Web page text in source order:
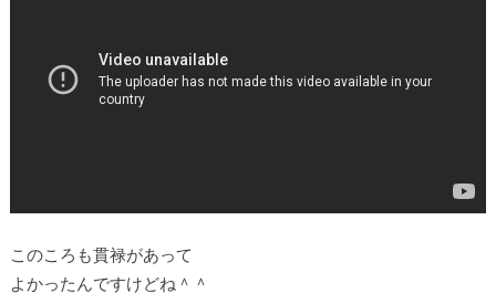
このころも貫禄があって
よかったんですけどね＾＾